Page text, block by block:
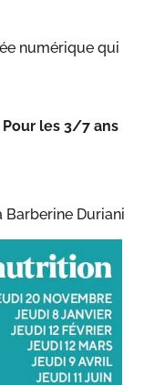
numérique qui
les 3/7 ans
Barberine Duriani